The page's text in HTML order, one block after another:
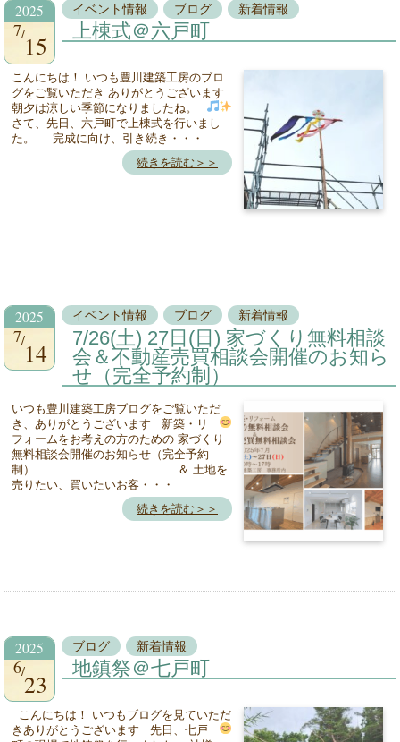
2025
7
15
イベント情報 ブログ 新着情報
上棟式＠六戸町
こんにちは！ いつも豊川建築工房のブロ
グをご覧いただき ありがとうございます
朝夕は涼しい季節になりましたね。
さて、先日、六戸町で上棟式を行いまし
た。 完成に向け、引き続き・・・
続きを読む＞＞
2025
7
14
イベント情報 ブログ 新着情報
7/26(土) 27日(日) 家づくり無料相談
会＆不動産売買相談会開催のお知ら
せ（完全予約制）
いつも豊川建築工房ブログをご覧いただ
き、ありがとうございます 新築・リ
フォームをお考えの方のための 家づくり
無料相談会開催のお知らせ（完全予約
制） ＆ 土地を
売りたい、買いたいお客・・・
続きを読む＞＞
2025
6
23
ブログ 新着情報
地鎮祭＠七戸町
こんにちは！ いつもブログを見ていただ
きありがとうございます 先日、七戸